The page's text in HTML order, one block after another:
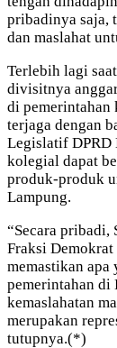
pribadinya saja,
dan maslahat
Terlebih lagi
divisitnya
di pemerintahan
terjaga dengan
Legislatif DPRD
kolegial dapat
produk-produk
Lampung.
“Secara pribadi,
Fraksi
memastikan
pemerintahan di
kemaslahatan
merupakan
tutupnya.(*)